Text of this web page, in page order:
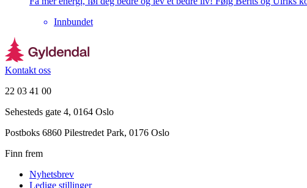
Innbundet
Kontakt oss
22 03 41 00
Sehesteds gate 4, 0164 Oslo
Postboks 6860 Pilestredet Park, 0176 Oslo
Finn frem
Nyhetsbrev
Ledige stillinger